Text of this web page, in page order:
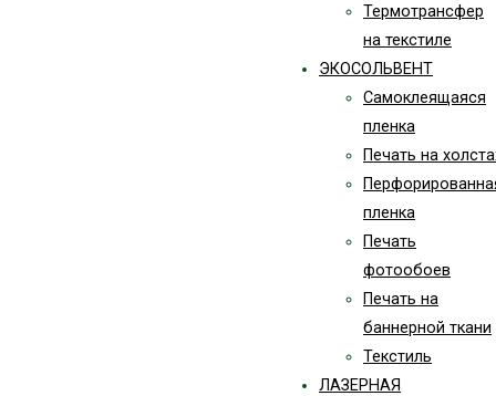
Термотрансфер
на текстиле
ЭКОСОЛЬВЕНТ
Самоклеящаяся
пленка
Печать на
пленка
Печать
фотообоев
Печать на
баннерной ткани
Текстиль
ЛАЗЕРНАЯ